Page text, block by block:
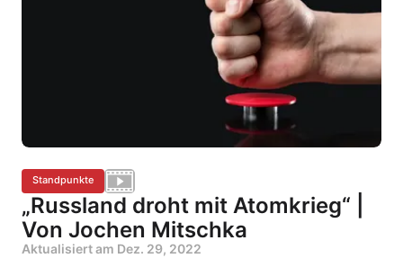
Standpunkte
„Russland droht mit Atomkrieg“ |
Von Jochen Mitschka
Aktualisiert am Dez. 29, 2022